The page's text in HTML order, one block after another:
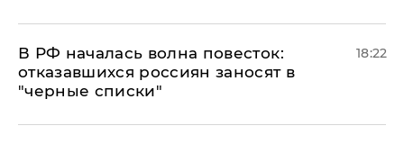
​В РФ началась волна повесток:
отказавшихся россиян заносят в
"черные списки"
18:22